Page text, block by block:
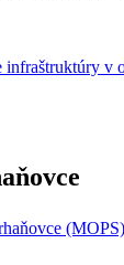
infraštruktúry v